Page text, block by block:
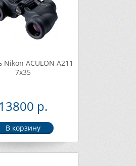
Nikon ACULON A211
7x35
13800 р.